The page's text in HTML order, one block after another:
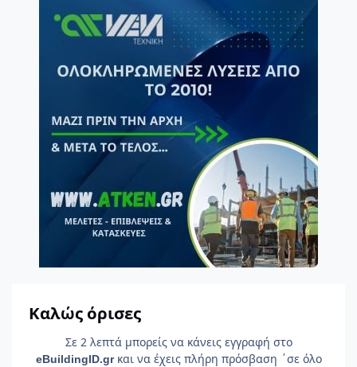
Καλώς όρισες
Σε 2 λεπτά μπορείς να κάνεις εγγραφή στο
eBuildingID.gr και να έχεις πλήρη πρόσβαση ΄σε όλο